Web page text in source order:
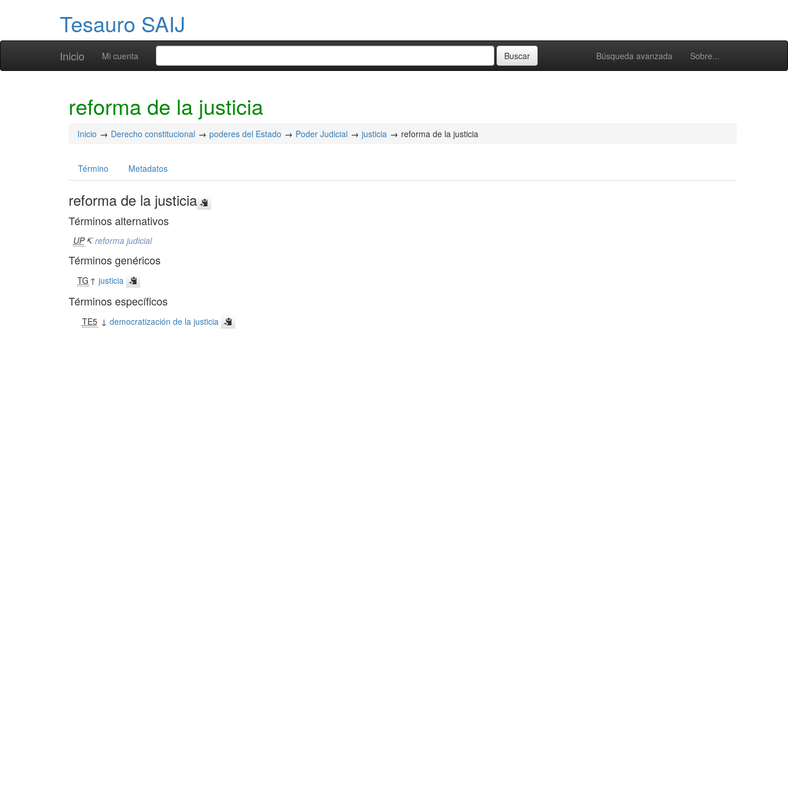
Tesauro SAIJ
Inicio Búsqueda avanzada Sobre...
Mi cuenta
reforma de la justicia
Inicio Derecho constitucional poderes del Estado Poder Judicial justicia reforma de la justicia
Término Metadatos
reforma de la justicia
Términos alternativos
UP ↸reforma judicial
Términos genéricos
TG ↑justicia
Términos específicos
TE5 ↓ democratización de la justicia